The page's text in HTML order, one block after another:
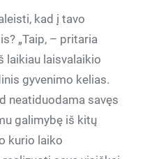
kad į tavo
„Taip, – pritaria
laikiau laisvalaikio
gyvenimo kelias.
neatiduodama savęs
galimybę iš kitų
kurio laiko